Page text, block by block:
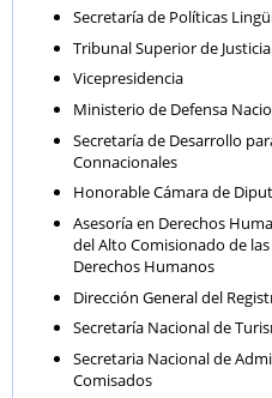
Secretaría de Políticas
Tribunal Superior de
Vicepresidencia
Ministerio de Defensa
Secretaría de Desarrollo
Connacionales
Honorable Cámara de
Asesoría en Derechos
del Alto Comisionado de
Derechos Humanos
Dirección General del
Secretaría Nacional de
Secretaria Nacional de
Comisados